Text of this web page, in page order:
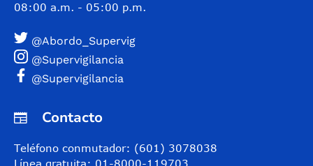
08:00 a.m. - 05:00 p.m.
@Abordo_Supervig
@Supervigilancia
@Supervigilancia
Contacto
Teléfono conmutador: (601) 3078038
Línea gratuita: 01-8000-119703